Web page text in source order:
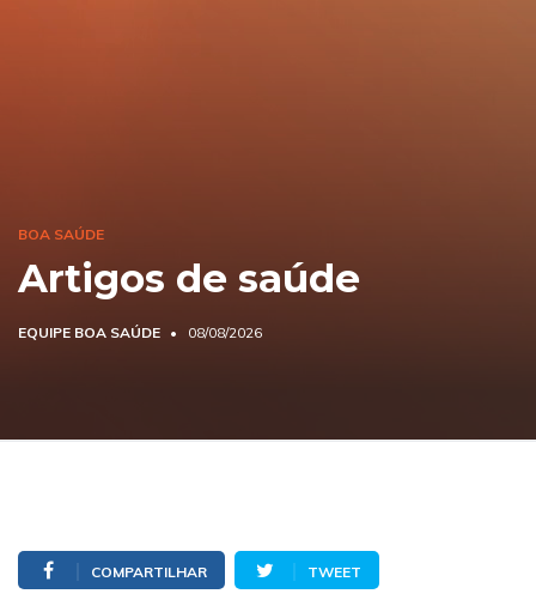
BOA SAÚDE
Artigos de saúde
EQUIPE BOA SAÚDE 08/08/2026
COMPARTILHAR TWEET